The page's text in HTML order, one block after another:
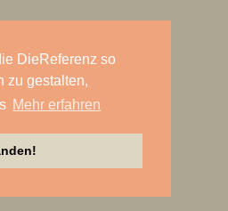
DieReferenz so
zu gestalten,
Mehr erfahren